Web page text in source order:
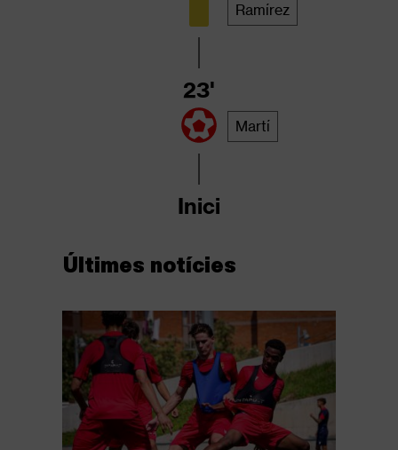
Ramírez
Martí
23'
Inici
Últimes notícies